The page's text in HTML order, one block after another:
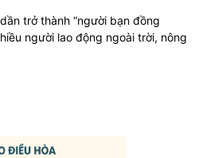
trở thành “người bạn đồng
người lao động ngoài trời, nông